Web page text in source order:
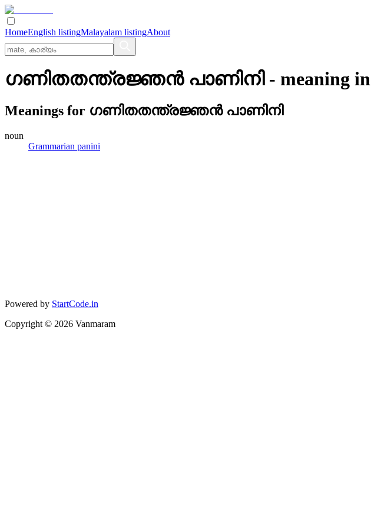
HomeEnglish listingMalayalam listingAbout
ഗണിതതന്ത്രജ്ഞന്‍ പാണിനി- meaning in
Meanings for ഗണിതതന്ത്രജ്ഞന്‍ പാണിനി
noun
Grammarian panini
Powered by StartCode.in
Copyright © 2026 Vanmaram